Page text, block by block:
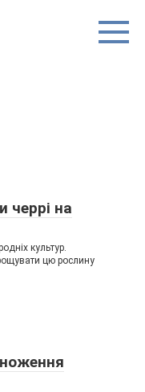
черрі на
культур.
цю рослину